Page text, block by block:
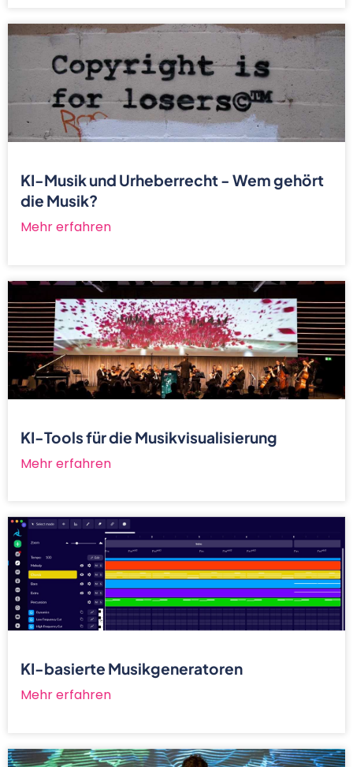
KI-Musik und Urheberrecht - Wem gehört
die Musik?
Mehr erfahren
KI-Tools für die Musikvisualisierung
Mehr erfahren
KI-basierte Musikgeneratoren
Mehr erfahren